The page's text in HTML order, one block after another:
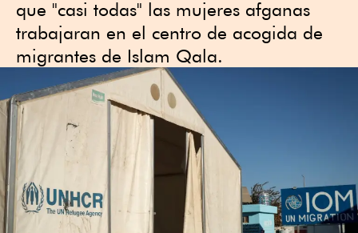
que "casi todas" las mujeres afganas
trabajaran en el centro de acogida de
migrantes de Islam Qala.